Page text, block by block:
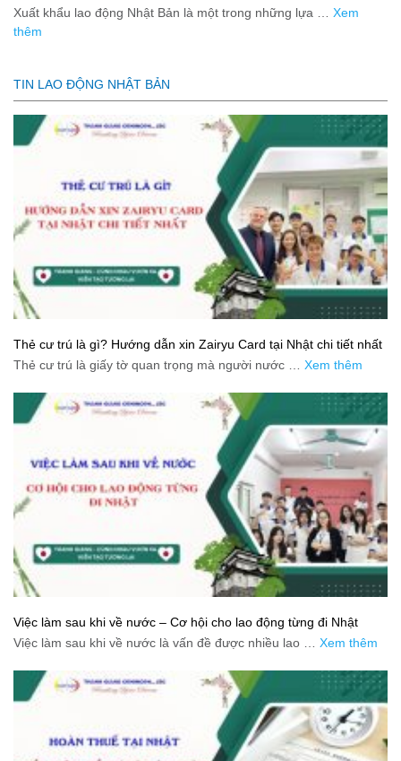
Xuất khẩu lao động Nhật Bản là một trong những lựa … Xem
thêm
TIN LAO ĐỘNG NHẬT BẢN
Thẻ cư trú là gì? Hướng dẫn xin Zairyu Card tại Nhật chi tiết nhất
Thẻ cư trú là giấy tờ quan trọng mà người nước … Xem thêm
Việc làm sau khi về nước – Cơ hội cho lao động từng đi Nhật
Việc làm sau khi về nước là vấn đề được nhiều lao … Xem thêm